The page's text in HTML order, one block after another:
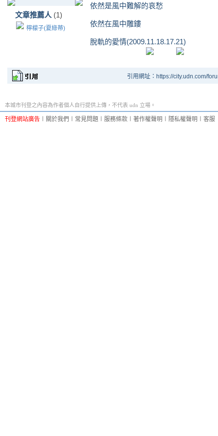
文章推薦人 (1)
檸檬子(夏綠蒂)
依然是風中難解的哀愁
依然在風中雕鏤
脫軌的愛情(2009.11.18.17.21)
引用網址：https://city.udn.com/
本城市刊登之內容為作者個人自行提供上傳，不代表 udn 立場。
刊登網站廣告 關於我們 常見問題 服務條款 著作權聲明 隱私權聲明 客服